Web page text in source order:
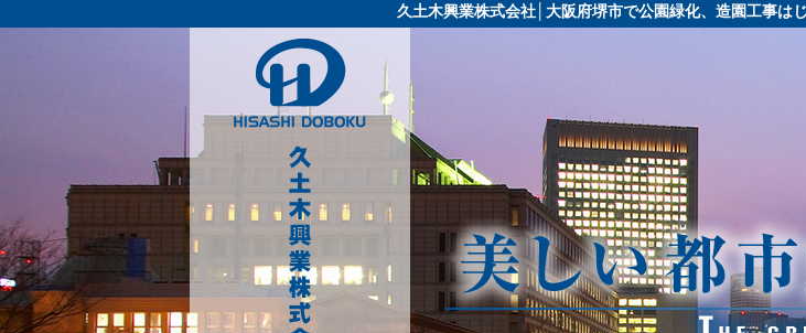
久土木興業株式会社│大阪府堺市で公園緑化、造園工事は